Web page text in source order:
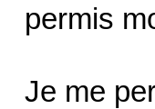
permis
Je me